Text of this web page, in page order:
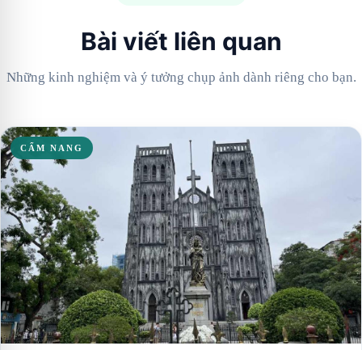
Bài viết liên quan
Những kinh nghiệm và ý tưởng chụp ảnh dành riêng cho bạn.
CẨM NANG